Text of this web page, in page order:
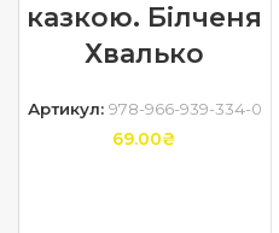
казкою. Білченя
Хвалько
Артикул: 978-966-939-334-0
69.00₴